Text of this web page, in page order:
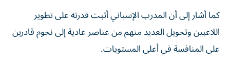
كما أشار إلى أن المدرب الإسباني أثبت قدرته على تطوير
اللاعبين وتحويل العديد منهم من عناصر عادية إلى نجوم قادرين
على المنافسة في أعلى المستويات.